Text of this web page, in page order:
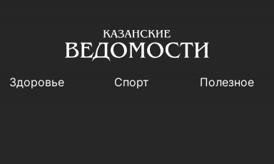
Здоровье Спорт Полезное